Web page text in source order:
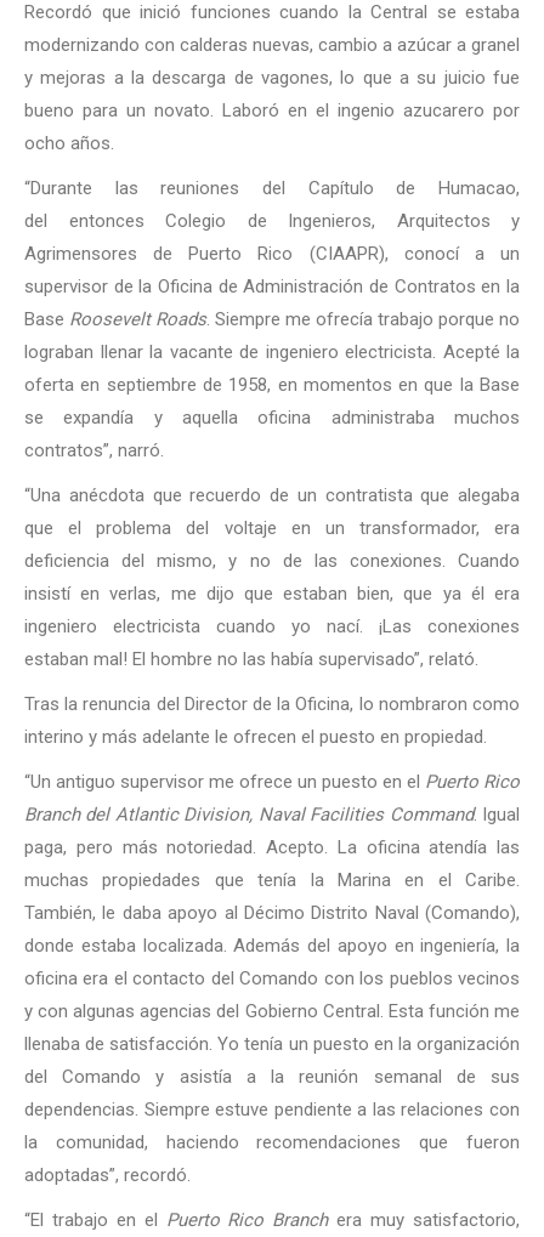
Recordó que inició funciones cuando la Central se estaba
modernizando con calderas nuevas, cambio a azúcar a granel
y mejoras a la descarga de vagones, lo que a su juicio fue
bueno para un novato. Laboró en el ingenio azucarero por
ocho años.
“Durante las reuniones del Capítulo de Humacao,
del entonces Colegio de Ingenieros, Arquitectos y
Agrimensores de Puerto Rico (CIAAPR), conocí a un
supervisor de la Oficina de Administración de Contratos en la
Base Roosevelt Roads. Siempre me ofrecía trabajo porque no
lograban llenar la vacante de ingeniero electricista. Acepté la
oferta en septiembre de 1958, en momentos en que la Base
se expandía y aquella oficina administraba muchos
contratos”, narró.
“Una anécdota que recuerdo de un contratista que alegaba
que el problema del voltaje en un transformador, era
deficiencia del mismo, y no de las conexiones. Cuando
insistí en verlas, me dijo que estaban bien, que ya él era
ingeniero electricista cuando yo nací. ¡Las conexiones
estaban mal! El hombre no las había supervisado”, relató.
Tras la renuncia del Director de la Oficina, lo nombraron como
interino y más adelante le ofrecen el puesto en propiedad.
“Un antiguo supervisor me ofrece un puesto en el Puerto Rico
Branch del Atlantic Division, Naval Facilities Command. Igual
paga, pero más notoriedad. Acepto. La oficina atendía las
muchas propiedades que tenía la Marina en el Caribe.
También, le daba apoyo al Décimo Distrito Naval (Comando),
donde estaba localizada. Además del apoyo en ingeniería, la
oficina era el contacto del Comando con los pueblos vecinos
y con algunas agencias del Gobierno Central. Esta función me
llenaba de satisfacción. Yo tenía un puesto en la organización
del Comando y asistía a la reunión semanal de sus
dependencias. Siempre estuve pendiente a las relaciones con
la comunidad, haciendo recomendaciones que fueron
adoptadas”, recordó.
“El trabajo en el Puerto Rico Branchera muy satisfactorio,